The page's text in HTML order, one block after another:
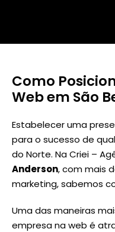
Como
Web em São
Estabelecer uma
para o sucesso de
do Norte. Na Criei –
Anderson, com mais
marketing, sabemos
Uma das maneiras
empresa na web é